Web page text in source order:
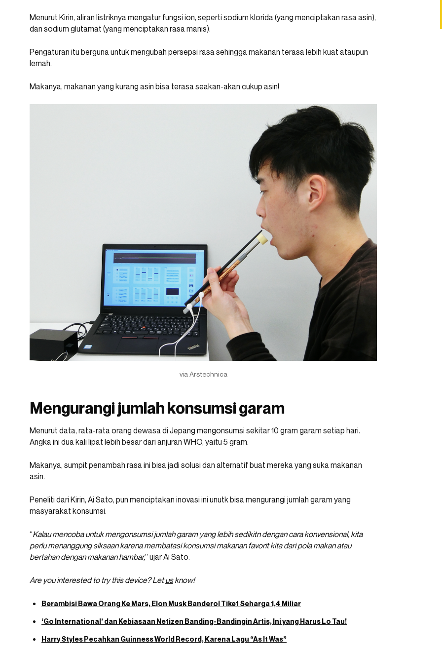
Menurut Kirin, aliran listriknya mengatur fungsi ion, seperti sodium klorida (yang menciptakan rasa asin),
dan sodium glutamat (yang menciptakan rasa manis).
Pengaturan itu berguna untuk mengubah persepsi rasa sehingga makanan terasa lebih kuat ataupun
lemah.
Makanya, makanan yang kurang asin bisa terasa seakan-akan cukup asin!
via Arstechnica
Mengurangi jumlah konsumsi garam
Menurut data, rata-rata orang dewasa di Jepang mengonsumsi sekitar 10 gram garam setiap hari.
Angka ini dua kali lipat lebih besar dari anjuran WHO, yaitu 5 gram.
Makanya, sumpit penambah rasa ini bisa jadi solusi dan alternatif buat mereka yang suka makanan
asin.
Peneliti dari Kirin, Ai Sato, pun menciptakan inovasi ini unutk bisa mengurangi jumlah garam yang
masyarakat konsumsi.
“Kalau mencoba untuk mengonsumsi jumlah garam yang lebih sedikitn dengan cara konvensional, kita
perlu menanggung siksaan karena membatasi konsumsi makanan favorit kita dari pola makan atau
bertahan dengan makanan hambar,” ujar Ai Sato.
Are you interested to try this device? Letusknow!
Berambisi Bawa Orang Ke Mars, Elon Musk Banderol Tiket Seharga 1,4 Miliar
‘Go International’ dan Kebiasaan Netizen Banding-Bandingin Artis, Ini yang Harus Lo Tau!
Harry Styles Pecahkan Guinness World Record, Karena Lagu “As It Was”